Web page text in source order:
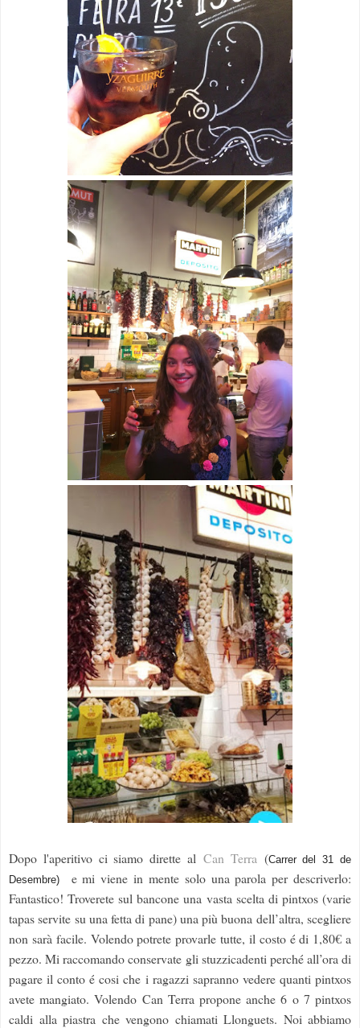
Dopo l'aperitivo ci siamo dirette al Can Terra(Carrer del 31 de
Desembre)
e mi viene in mente solo una parola per descriverlo:
Fantastico! Troverete sul bancone una vasta scelta di pintxos (varie
tapas servite su una fetta di pane) una più buona dell’altra, scegliere
non sarà facile. Volendo potrete provarle tutte, il costo é di 1,80€ a
pezzo. Mi raccomando conservate gli stuzzicadenti perché all’ora di
pagare il conto é cosi che i ragazzi sapranno vedere quanti pintxos
avete mangiato. Volendo Can Terra propone anche 6 o 7 pintxos
caldi alla piastra che vengono chiamati Llonguets. Noi abbiamo